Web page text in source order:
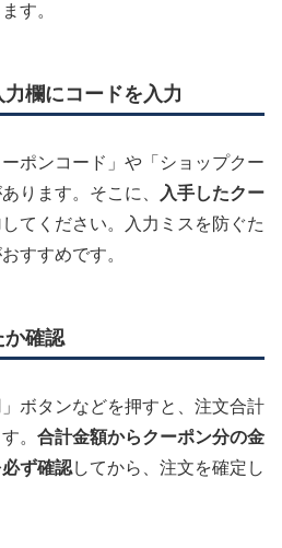
す。
欄にコードを入力
ポンコード」や「ショップクー
ります。そこに、
入手したクー
してください。入力ミスを防ぐた
すすめです。
か確認
ボタンなどを押すと、注文合計
。 合計金額からクーポン分の金
ず確認してから、注文を確定し